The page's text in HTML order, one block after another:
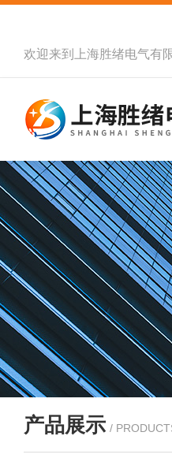
欢迎来到 上海胜绪电气有
产品展示 /